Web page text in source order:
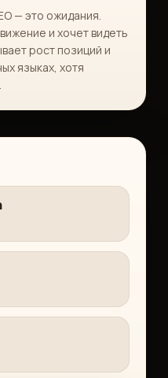
— это ожидания.
и хочет видеть
рост позиций и
языках, хотя